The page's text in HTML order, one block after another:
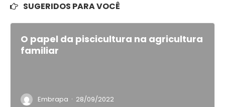
SUGERIDOS PARA VOCÊ
O papel da piscicultura na agricultura
familiar
Embrapa · 28/09/2022